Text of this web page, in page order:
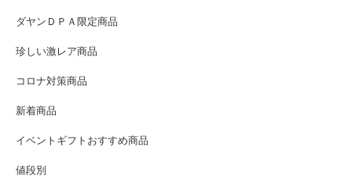
ダヤンＤＰＡ限定商品
珍しい激レア商品
コロナ対策商品
新着商品
イベントギフトおすすめ商品
値段別